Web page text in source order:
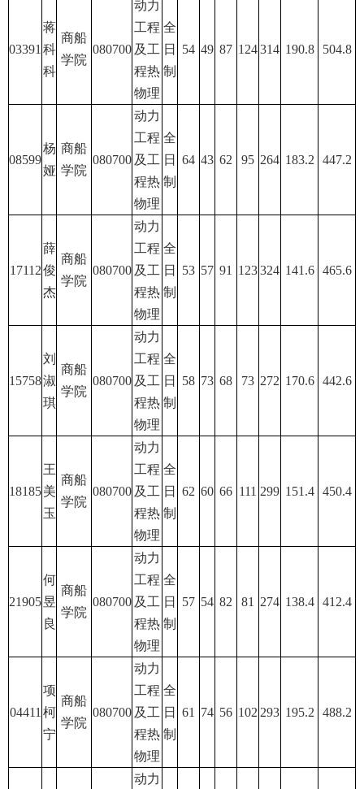
03391
蒋
科
科
商船
学院
080700
动力
工程
及工
程热
物理
全
日
制
54 49 87 124314 190.8 504.8
08599
杨
娅
商船
学院
080700
动力
工程
及工
程热
物理
全
日
制
64 43 62 95 264 183.2 447.2
17112
薛
俊
杰
商船
学院
080700
动力
工程
及工
程热
物理
全
日
制
53 57 91 123324 141.6 465.6
15758
刘
淑
琪
商船
学院
080700
动力
工程
及工
程热
物理
全
日
制
58 73 68 73 272 170.6 442.6
18185
王
美
玉
商船
学院
080700
动力
工程
及工
程热
物理
全
日
制
62 60 66 111 299 151.4 450.4
21905
何
昱
良
商船
学院
080700
动力
工程
及工
程热
物理
全
日
制
57 54 82 81 274 138.4 412.4
04411
项
柯
宁
商船
学院
080700
动力
工程
及工
程热
物理
全
日
制
61 74 56 102 293 195.2 488.2
动力